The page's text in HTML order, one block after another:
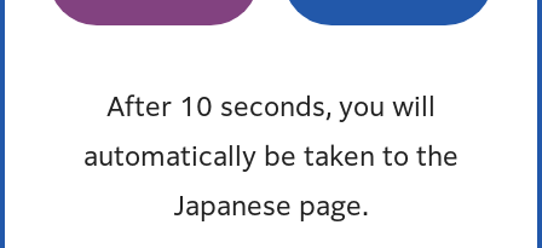
After 10 seconds, you will
automatically be taken to the
Japanese page.
東京障害者職業センター
（公財）東京しごと財団